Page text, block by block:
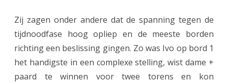
Zij zagen onder andere dat de spanning tegen de
tijdnoodfase hoog opliep en de meeste borden
richting een beslissing gingen. Zo was Ivo op bord 1
het handigste in een complexe stelling, wist dame +
paard te winnen voor twee torens en kon